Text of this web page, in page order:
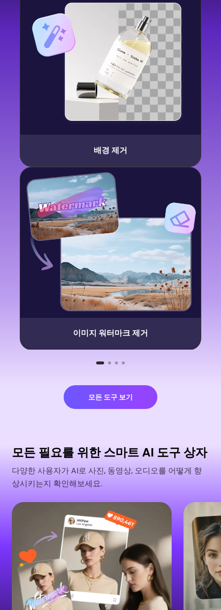
배경 제거
이미지 워터마크 제거
모든 도구 보기
모든 필요를 위한 스마트 AI 도구 상자
다양한 사용자가 AI로 사진, 동영상, 오디오를 어떻게 향
상시키는지 확인해보세요.